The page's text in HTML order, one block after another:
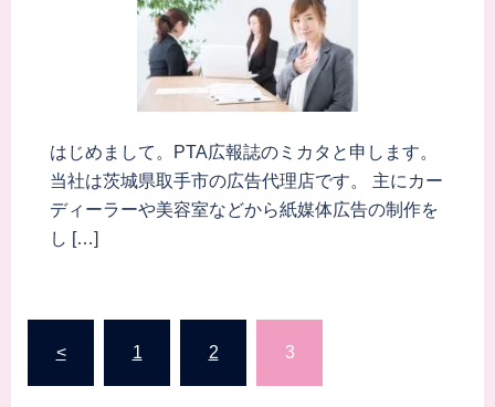
はじめまして。PTA広報誌のミカタと申します。
当社は茨城県取手市の広告代理店です。 主にカー
ディーラーや美容室などから紙媒体広告の制作を
し […]
の
< 1 2 3